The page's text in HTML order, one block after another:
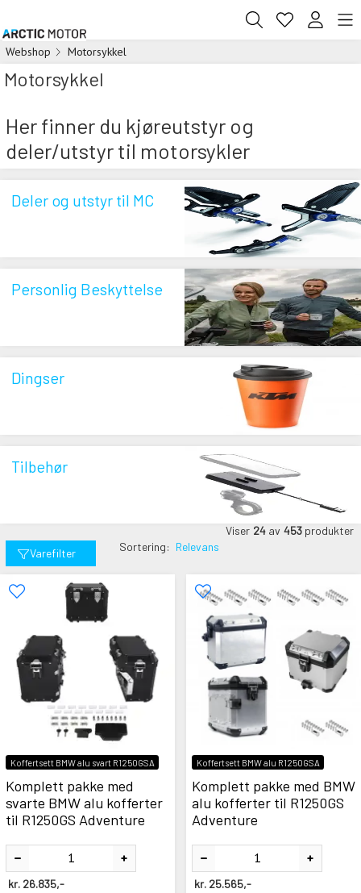
Webshop Motorsykkel
Motorsykkel
Her finner du kjøreutstyr og
deler/utstyr til motorsykler
Deler og utstyr til MC
Personlig Beskyttelse
Dingser
Tilbehør
Varefilter Sortering: Relevans
Viser 24 av 453 produkter
Koffertsett BMW alu svart R1250GSA
Komplett pakke med
svarte BMW alu kofferter
til R1250GS Adventure
kr. 26.835,-
Koffertsett BMW alu R1250GSA
Komplett pakke med BMW
alu kofferter til R1250GS
Adventure
kr. 25.565,-